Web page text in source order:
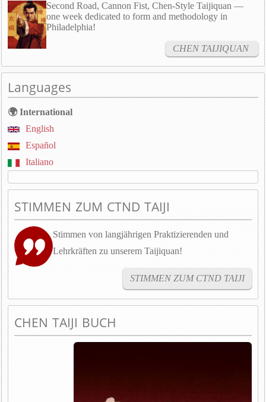
Second Road, Cannon Fist, Chen-Style Taijiquan —
one week dedicated to form and methodology in
Philadelphia!
CHEN TAIJIQUAN
Languages
🌍 International
English
Español
Italiano
STIMMEN ZUM CTND TAIJI
Stimmen von langjährigen Praktizierenden und
Lehrkräften zu unserem Taijiquan!
STIMMEN ZUM CTND TAIJI
CHEN TAIJI BUCH